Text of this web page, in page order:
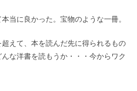
当に良かった。宝物のような一冊。
えて、本を読んだ先に得られるもの
な洋書を読もうか・・・今からワク